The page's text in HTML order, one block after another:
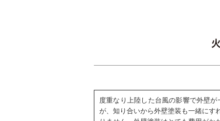
度重なり上陸した台風の影響で外壁
が、知り合いから外壁塗装も一緒にす